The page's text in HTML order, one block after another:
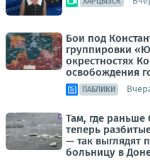
Бои под
группировки
окрестностях
освобождения
ПАБЛИКИ
Там, где раньше
теперь
— так выглядят
больницу в